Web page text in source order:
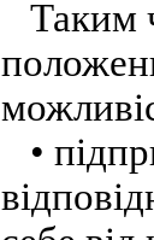
Таким
•